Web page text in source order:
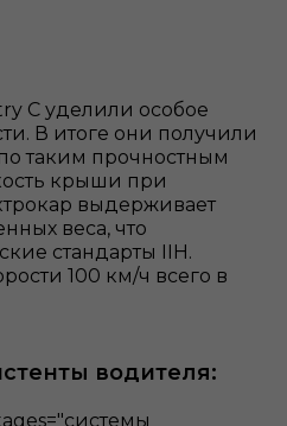
С уделили особое
В итоге они получили
таким прочностным
крыши при
выдерживает
веса, что
стандарты IIH.
100 км/ч всего в
водителя: